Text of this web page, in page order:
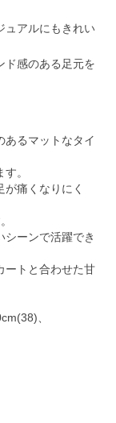
ュアルにもきれい
ド感のある足元を
あるマットなタイ
。
が痛くなりにく
シーンで活躍でき
ートと合わせた甘
、